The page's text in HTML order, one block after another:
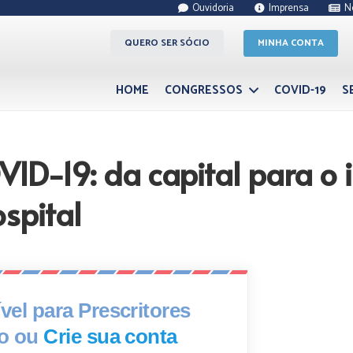
Ouvidoria Imprensa
QUERO SER SÓCIO MINHA CONTA
HOME CONGRESSOS COVID-19
19: da capital para
para Prescritores
ou Crie sua conta